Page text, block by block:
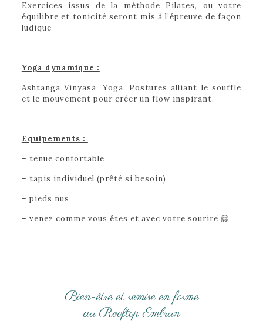
Exercices issus de la méthode Pilates, ou votre
équilibre et tonicité seront mis à l’épreuve de façon
ludique
Yoga dynamique :
Ashtanga Vinyasa, Yoga. Postures alliant le souffle
et le mouvement pour créer un flow inspirant.
Equipements :
– tenue confortable
– tapis individuel (prêté si besoin)
– pieds nus
– venez comme vous êtes et avec votre sourire 🤗
Bien-être et remise en forme
au Rooftop Embrun